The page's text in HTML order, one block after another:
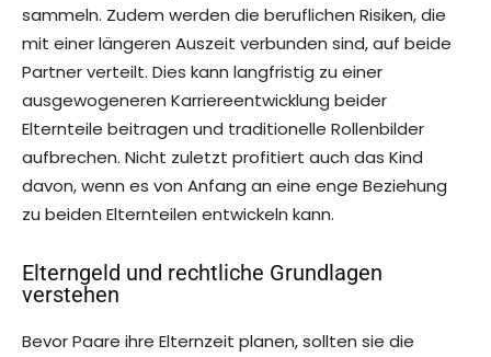
sammeln. Zudem werden die beruflichen Risiken, die
mit einer längeren Auszeit verbunden sind, auf beide
Partner verteilt. Dies kann langfristig zu einer
ausgewogeneren Karriereentwicklung beider
Elternteile beitragen und traditionelle Rollenbilder
aufbrechen. Nicht zuletzt profitiert auch das Kind
davon, wenn es von Anfang an eine enge Beziehung
zu beiden Elternteilen entwickeln kann.
Elterngeld und rechtliche Grundlagen
verstehen
Bevor Paare ihre Elternzeit planen, sollten sie die